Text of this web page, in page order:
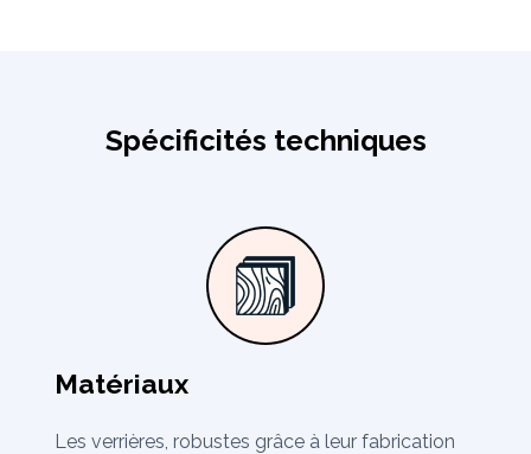
Spécificités techniques
Matériaux
Les verrières, robustes grâce à leur fabrication